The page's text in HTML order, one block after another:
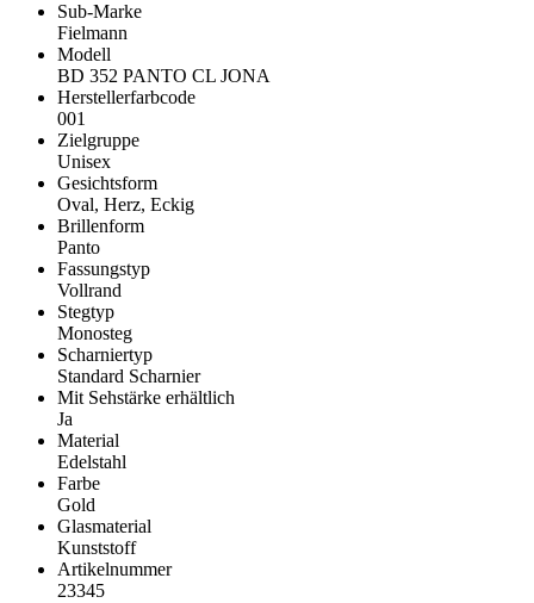
Sub-Marke
Fielmann
Modell
BD 352 PANTO CL JONA
Herstellerfarbcode
001
Zielgruppe
Unisex
Gesichtsform
Oval, Herz, Eckig
Brillenform
Panto
Fassungstyp
Vollrand
Stegtyp
Monosteg
Scharniertyp
Standard Scharnier
Mit Sehstärke erhältlich
Ja
Material
Edelstahl
Farbe
Gold
Glasmaterial
Kunststoff
Artikelnummer
23345